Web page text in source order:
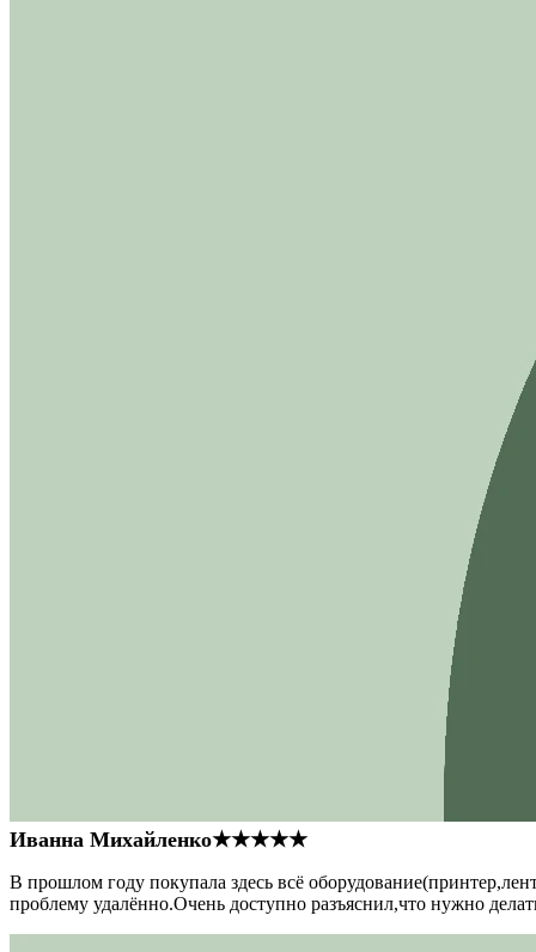
Иванна Михайленко★★★★★
В прошлом году покупала здесь всё
проблему удалённо.Очень доступно разъяснил,что нужно